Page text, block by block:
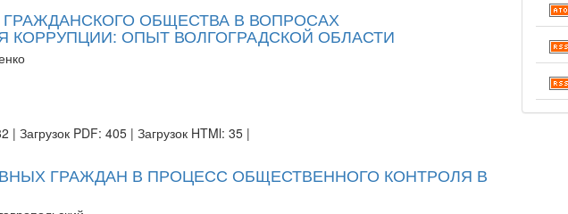
ОБЩЕСТВА В ВОПРОСАХ
КОРРУПЦИИ: ОПЫТ ВОЛГОГРАДСКОЙ ОБЛАСТИ
| Загрузок PDF: 405 | Загрузок HTMl: 35 |
ГРАЖДАН В ПРОЦЕСС ОБЩЕСТВЕННОГО КОНТРОЛЯ В